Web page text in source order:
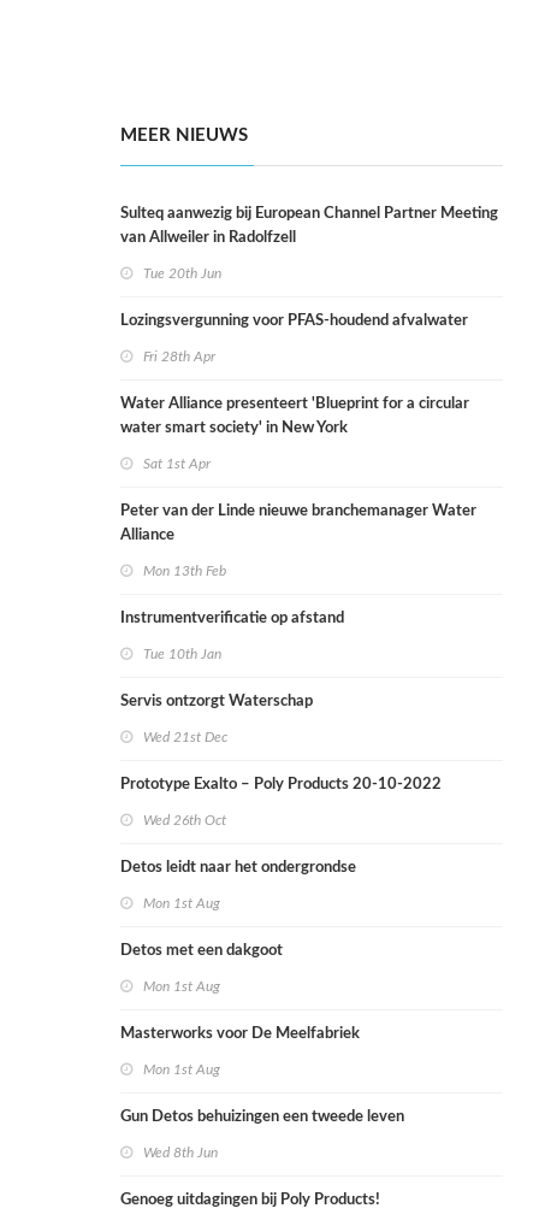
MEER NIEUWS
Sulteq aanwezig bij European Channel Partner Meeting
van Allweiler in Radolfzell
Tue 20th Jun
Lozingsvergunning voor PFAS-houdend afvalwater
Fri 28th Apr
Water Alliance presenteert 'Blueprint for a circular
water smart society' in New York
Sat 1st Apr
Peter van der Linde nieuwe branchemanager Water
Alliance
Mon 13th Feb
Instrumentverificatie op afstand
Tue 10th Jan
Servis ontzorgt Waterschap
Wed 21st Dec
Prototype Exalto – Poly Products 20-10-2022
Wed 26th Oct
Detos leidt naar het ondergrondse
Mon 1st Aug
Detos met een dakgoot
Mon 1st Aug
Masterworks voor De Meelfabriek
Mon 1st Aug
Gun Detos behuizingen een tweede leven
Wed 8th Jun
Genoeg uitdagingen bij Poly Products!